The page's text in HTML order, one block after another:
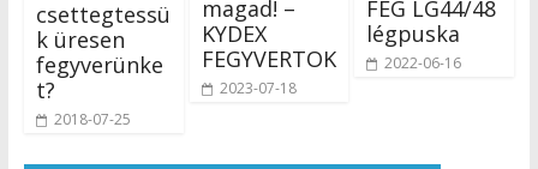
csettegtessü
k üresen
fegyverünke
t?
2018-07-25
magad! –
KYDEX
FEGYVERTOK
2023-07-18
FÉG LG44/48
légpuska
2022-06-16